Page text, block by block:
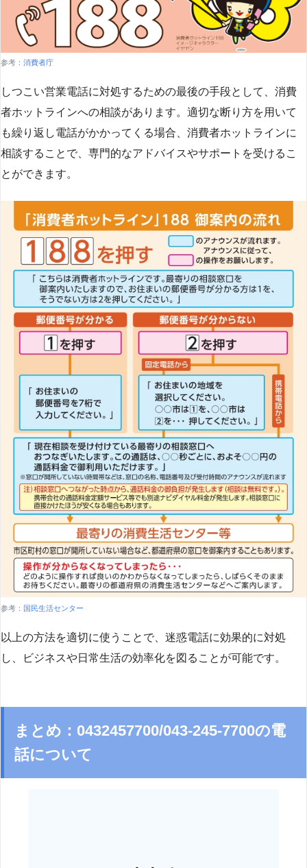
参考： 消費者庁
しつこい営業電話に対処するための最後の手段として、消費
者ホットラインへの相談があります。適切な断り方を用いて
も繰り返し電話がかかってくる場合、消費者ホットラインに
相談することで、専門的なアドバイスやサポートを受けるこ
とができます​​。
参考： 国民生活センター
以上の方法を適切に使うことで、迷惑電話に効果的に対処
し、ビジネスや日常生活の効率化を図ることが可能です。
まとめ：0432457700/043-245-7700の電
話について